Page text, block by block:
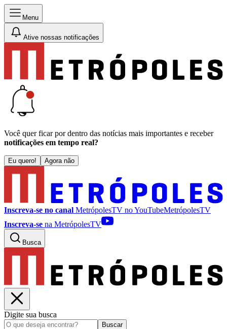
Menu
Ative nossas notificações
Você quer ficar por dentro das notícias mais importantes e receber
notificações em tempo real?
Eu quero! Agora não
Inscreva-se no canal MetrópolesTV noYouTubeMetrópolesTV
Inscreva-se na MetrópolesTV
Busca
Digite sua busca
Buscar